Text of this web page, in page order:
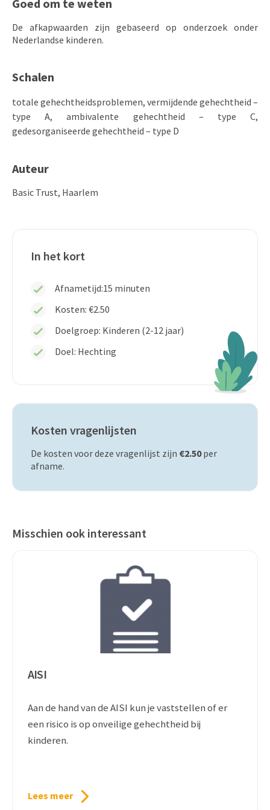
Goed om te weten
De afkapwaarden zijn gebaseerd op onderzoek onder
Nederlandse kinderen.
Schalen
totale gehechtheidsproblemen, vermijdende gehechtheid –
type A, ambivalente gehechtheid – type C,
gedesorganiseerde gehechtheid – type D
Auteur
Basic Trust, Haarlem
In het kort
Afnametijd:15 minuten
Kosten: €2.50
Doelgroep: Kinderen (2-12 jaar)
Doel: Hechting
Kosten vragenlijsten
De kosten voor deze vragenlijst zijn €2.50per
afname.
Misschien ook interessant
AISI
Aan de hand van de AISI kun je vaststellen of er
een risico is op onveilige gehechtheid bij
kinderen.
Lees meer